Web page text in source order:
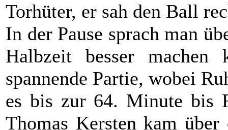
Torhüter, er sah den Ball
In der Pause sprach man
Halbzeit besser
spannende Partie, wobei
es bis zur 64. Minute bis
Thomas Kersten kam